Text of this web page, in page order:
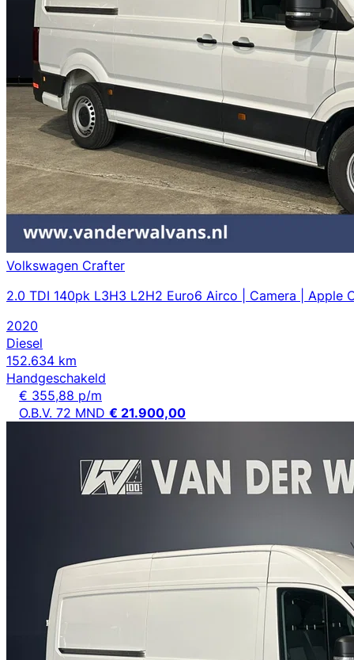
Volkswagen Crafter
2.0 TDI 140pk L3H3 L2H2 Euro6 Airco | Camera | Apple
2020
Diesel
152.634 km
Handgeschakeld
€ 355,88 p/m
O.B.V. 72 MND € 21.900,00